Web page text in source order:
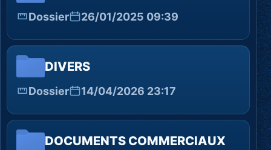
Dossier 26/01/2025 09:39
DIVERS
Dossier 14/04/2026 23:17
DOCUMENTS COMMERCIAUX